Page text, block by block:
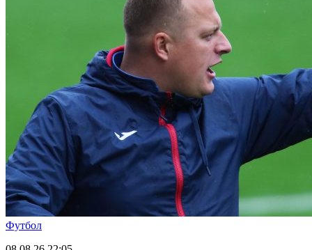
Футбол